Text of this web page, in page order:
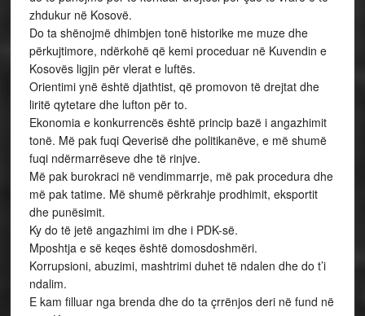
zhdukur në Kosovë.
Do ta shënojmë dhimbjen tonë historike me muze dhe
përkujtimore, ndërkohë që kemi proceduar në Kuvendin e
Kosovës ligjin për vlerat e luftës.
Orientimi ynë është djathtist, që promovon të drejtat dhe
liritë qytetare dhe lufton për to.
Ekonomia e konkurrencës është princip bazë i angazhimit
tonë. Më pak fuqi Qeverisë dhe politikanëve, e më shumë
fuqi ndërmarrëseve dhe të rinjve.
Më pak burokraci në vendimmarrje, më pak procedura dhe
më pak tatime. Më shumë përkrahje prodhimit, eksportit
dhe punësimit.
Ky do të jetë angazhimi im dhe i PDK-së.
Mposhtja e së keqes është domosdoshmëri.
Korrupsioni, abuzimi, mashtrimi duhet të ndalen dhe do t’i
ndalim.
E kam filluar nga brenda dhe do ta çrrënjos deri në fund në